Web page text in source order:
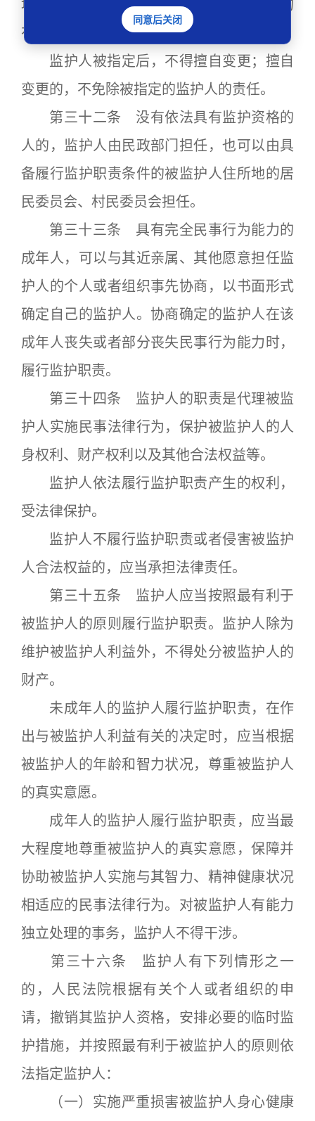
地的居民委员会、村民委员会、法律规定的
有关组织或者民政部门担任临时监护人。
监护人被指定后，不得擅自变更；擅自
变更的，不免除被指定的监护人的责任。
第三十二条 没有依法具有监护资格的
人的，监护人由民政部门担任，也可以由具
备履行监护职责条件的被监护人住所地的居
民委员会、村民委员会担任。
第三十三条 具有完全民事行为能力的
成年人，可以与其近亲属、其他愿意担任监
护人的个人或者组织事先协商，以书面形式
确定自己的监护人。协商确定的监护人在该
成年人丧失或者部分丧失民事行为能力时，
履行监护职责。
第三十四条 监护人的职责是代理被监
护人实施民事法律行为，保护被监护人的人
身权利、财产权利以及其他合法权益等。
监护人依法履行监护职责产生的权利，
受法律保护。
监护人不履行监护职责或者侵害被监护
人合法权益的，应当承担法律责任。
第三十五条 监护人应当按照最有利于
被监护人的原则履行监护职责。监护人除为
维护被监护人利益外，不得处分被监护人的
财产。
未成年人的监护人履行监护职责，在作
出与被监护人利益有关的决定时，应当根据
被监护人的年龄和智力状况，尊重被监护人
的真实意愿。
成年人的监护人履行监护职责，应当最
大程度地尊重被监护人的真实意愿，保障并
协助被监护人实施与其智力、精神健康状况
相适应的民事法律行为。对被监护人有能力
独立处理的事务，监护人不得干涉。
第三十六条 监护人有下列情形之一
的，人民法院根据有关个人或者组织的申
请，撤销其监护人资格，安排必要的临时监
护措施，并按照最有利于被监护人的原则依
法指定监护人：
（一）实施严重损害被监护人身心健康
同意后关闭